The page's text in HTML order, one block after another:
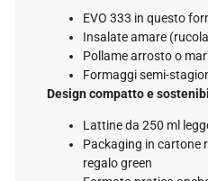
EVO 333 in questo
Insalate amare
Pollame arrosto o
Formaggi semi-
Design compatto e
Lattine da 250 ml
Packaging in cartone
regalo green